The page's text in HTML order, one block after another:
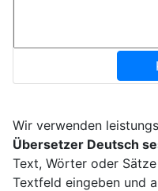
Wir verwenden
Übersetzer Deutsch
Text, Wörter oder
Textfeld eingeben und